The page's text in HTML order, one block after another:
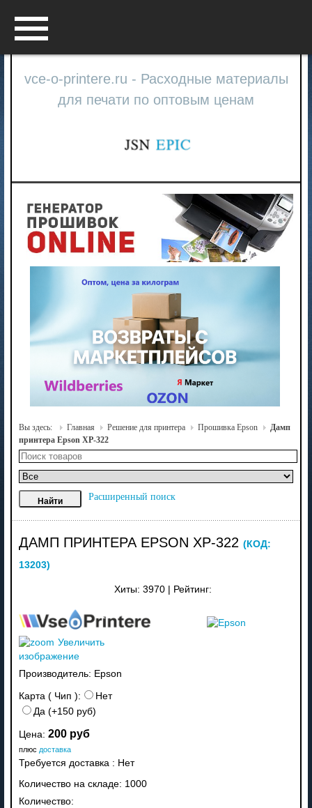
vce-o-printere.ru - Расходные материалы
для печати по оптовым ценам
Вы здесь: Главная Решение для принтера Прошивка Epson
Дамп
принтера Epson XP-322
Расширенный поиск
ДАМП ПРИНТЕРА EPSON XP-322 (КОД:
13203)
Хиты: 3970 Рейтинг:
Увеличить
изображение
Производитель: Epson
Карта ( Чип ):
Нет
Да (+150 руб)
Цена: 200 руб
плюс доставка
Требуется доставка: Нет
Количество на складе: 1000
Количество: